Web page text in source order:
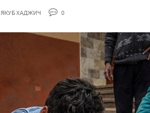
ЯКУБ ХАДЖИЧ 0